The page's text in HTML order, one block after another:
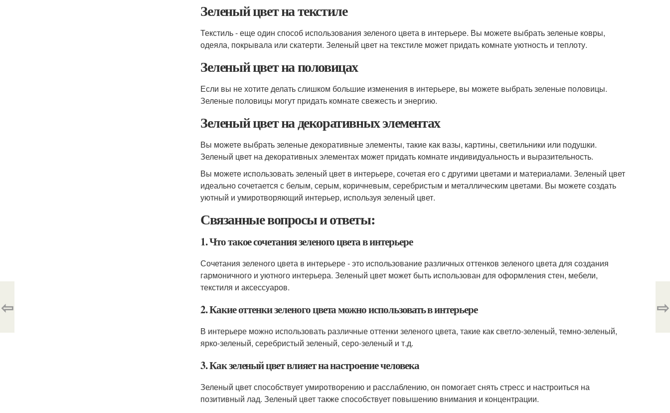
Зеленый цвет на текстиле
Текстиль - еще один способ использования зеленого цвета в интерьере. Вы можете выбрать зеленые ковры,
одеяла, покрывала или скатерти. Зеленый цвет на текстиле может придать комнате уютность и теплоту.
Зеленый цвет на половицах
Если вы не хотите делать слишком большие изменения в интерьере, вы можете выбрать зеленые половицы.
Зеленые половицы могут придать комнате свежесть и энергию.
Зеленый цвет на декоративных элементах
Вы можете выбрать зеленые декоративные элементы, такие как вазы, картины, светильники или подушки.
Зеленый цвет на декоративных элементах может придать комнате индивидуальность и выразительность.
Вы можете использовать зеленый цвет в интерьере, сочетая его с другими цветами и материалами. Зеленый цвет
идеально сочетается с белым, серым, коричневым, серебристым и металлическим цветами. Вы можете создать
уютный и умиротворяющий интерьер, используя зеленый цвет.
Связанные вопросы и ответы:
1. Что такое сочетания зеленого цвета в интерьере
Сочетания зеленого цвета в интерьере - это использование различных оттенков зеленого цвета для создания
гармоничного и уютного интерьера. Зеленый цвет может быть использован для оформления стен, мебели,
текстиля и аксессуаров.
2. Какие оттенки зеленого цвета можно использовать в интерьере
В интерьере можно использовать различные оттенки зеленого цвета, такие как светло-зеленый, темно-зеленый,
ярко-зеленый, серебристый зеленый, серо-зеленый и т.д.
3. Как зеленый цвет влияет на настроение человека
Зеленый цвет способствует умиротворению и расслаблению, он помогает снять стресс и настроиться на
позитивный лад. Зеленый цвет также способствует повышению внимания и концентрации.
⇦ ⇨